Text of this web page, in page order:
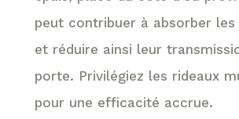
peut contribuer à absorber les
et réduire ainsi leur
porte. Privilégiez les rideaux
pour une efficacité accrue.